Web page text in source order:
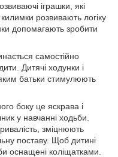
іграшки, які
розвивають логіку
допомагають зробити
самостійно
Дитячі ходунки і
батьки стимулюють
боку це яскрава і
у навчанні ходьби.
зміцнюють
поставу. Щоб дитині
оснащені коліщатками.